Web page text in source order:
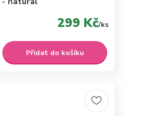
299 Kč/ks
Přidat do košíku